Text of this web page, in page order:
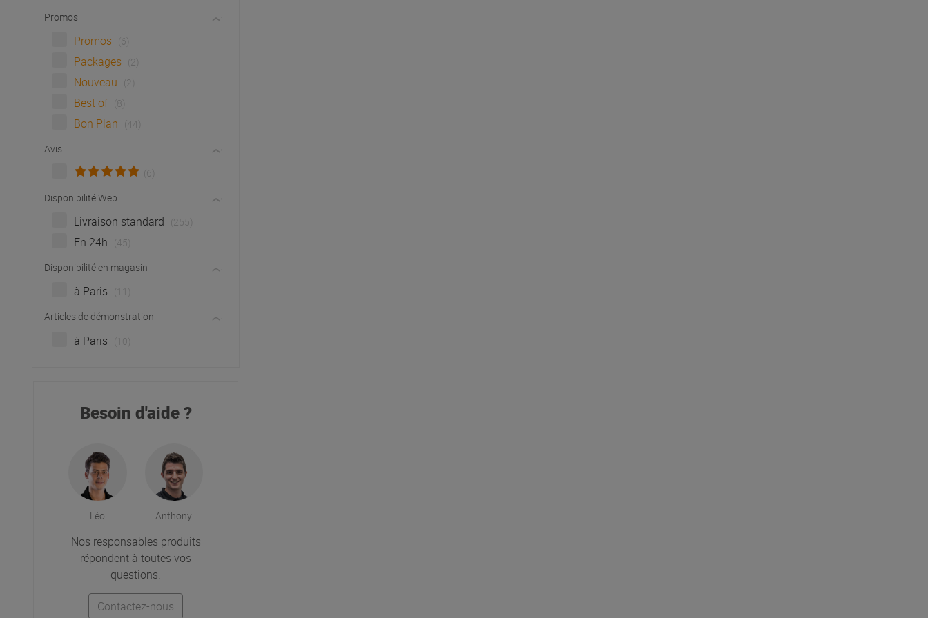
Promos
Promos (6)
Packages (2)
Nouveau (2)
Best of (8)
Bon Plan
(44)
Avis
(6)
Disponibilité Web
Livraison standard (255)
En 24h
(45)
Disponibilité en magasin
à Paris
Articles de démonstration
à Paris (10)
Besoin d'aide ?
Léo Anthony
Nos responsables produits
répondent à toutes vos
questions.
Contactez-nous